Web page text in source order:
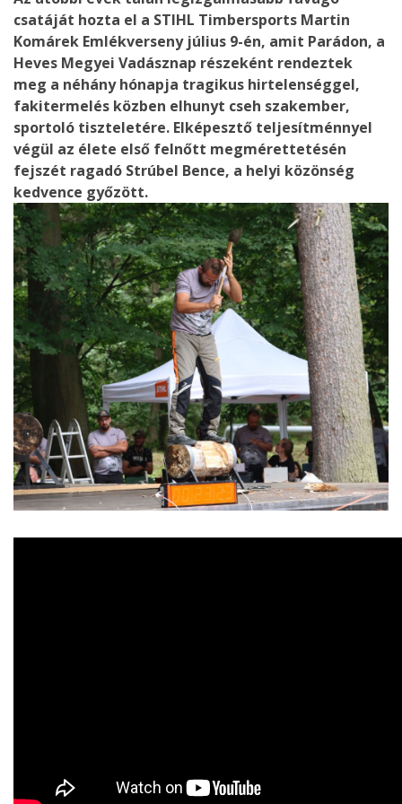
csatáját hozta el a STIHL Timbersports Martin
Komárek Emlékverseny július 9-én, amit Parádon, a
Heves Megyei Vadásznap részeként rendeztek
meg a néhány hónapja tragikus hirtelenséggel,
fakitermelés közben elhunyt cseh szakember,
sportoló tiszteletére. Elképesztő teljesítménnyel
végül az élete első felnőtt megmérettetésén
fejszét ragadó Strúbel Bence, a helyi közönség
kedvence győzött.